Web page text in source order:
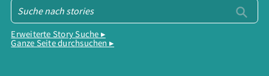
Erweiterte Story Suche ▸
Ganze Seite durchsuchen ▸